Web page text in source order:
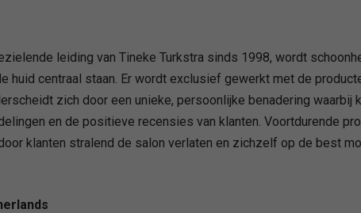
leiding van Tineke Turkstra sinds 1998, wordt
huid centraal staan. Er wordt exclusief gewerkt met de
zich door een unieke, persoonlijke benadering waarbij
en de positieve recensies van klanten. Voortdurende
klanten stralend de salon verlaten en zichzelf op de best